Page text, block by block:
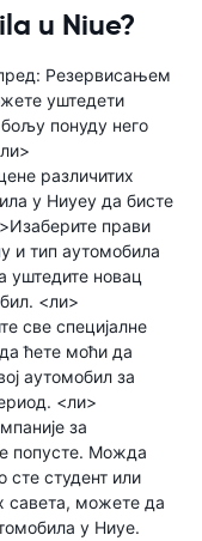
u Niue?
Резервисањем
уштедети
понуду него
различитих
у Ниуеу да бисте
прави
и тип аутомобила
уштедите новац
<ли>
све специјалне
ћете моћи да
аутомобил за
<ли>
за
попусте. Можда
сте студент или
савета, можете да
у Ниуе.